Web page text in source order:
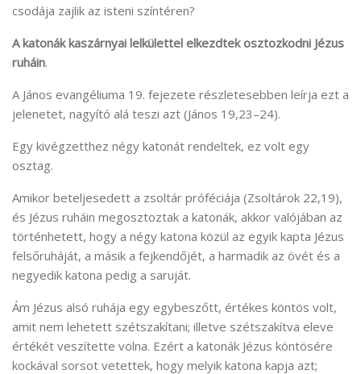
csodája zajlik az isteni színtéren?
A katonák kaszárnyai lelkülettel elkezdtek osztozkodni Jézus
ruháin.
A János evangéliuma 19. fejezete részletesebben leírja ezt a
jelenetet, nagyító alá teszi azt (János 19,23–24).
Egy kivégzetthez négy katonát rendeltek, ez volt egy
osztag.
Amikor beteljesedett a zsoltár próféciája (Zsoltárok 22,19),
és Jézus ruháin megosztoztak a katonák, akkor valójában az
történhetett, hogy a négy katona közül az egyik kapta Jézus
felsőruháját, a másik a fejkendőjét, a harmadik az övét és a
negyedik katona pedig a saruját.
Ám Jézus alsó ruhája egy egybeszőtt, értékes köntös volt,
amit nem lehetett szétszakítani; illetve szétszakítva eleve
értékét veszítette volna. Ezért a katonák Jézus köntösére
kockával sorsot vetettek, hogy melyik katona kapja azt;